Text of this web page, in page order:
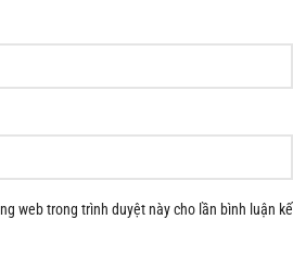
web trong trình duyệt này cho lần bình luận kế